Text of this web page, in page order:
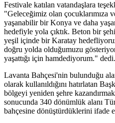
Festivale katılan vatandaşlara
"Geleceğimiz olan çocuklarımıza
yaşanabilir bir Konya ve daha
hedefiyle yola çıktık. Beton bir
yeşil içinde bir Karatay
doğru yolda olduğumuzu
yaşattığı için hamdediyorum." dedi.
Lavanta Bahçesi'nin bulunduğu
olarak kullanıldığını hatırlatan
bölgeyi yeniden şehre
sonucunda 340 dönümlük alanı
bahçesine dönüştürdüklerini ifade